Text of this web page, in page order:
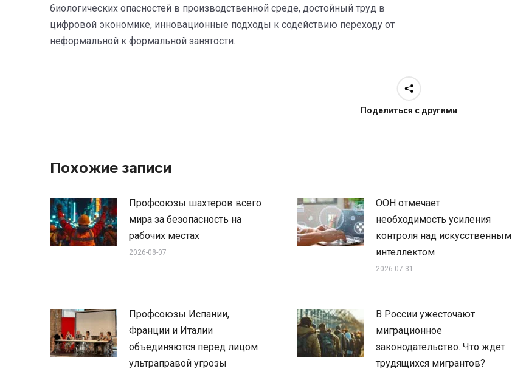
биологических опасностей в производственной среде, достойный труд в
цифровой экономике, инновационные подходы к содействию переходу от
неформальной к формальной занятости.
Поделиться с другими
Похожие записи
Профсоюзы шахтеров всего
мира за безопасность на
рабочих местах
2026-08-07
ООН отмечает
необходимость усиления
контроля над искусственным
интеллектом
2026-07-31
Профсоюзы Испании,
Франции и Италии
объединяются перед лицом
ультраправой угрозы
В России ужесточают
миграционное
законодательство. Что ждет
трудящихся мигрантов?